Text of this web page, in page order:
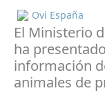
Ovi España
El Ministerio
ha
información
animales de